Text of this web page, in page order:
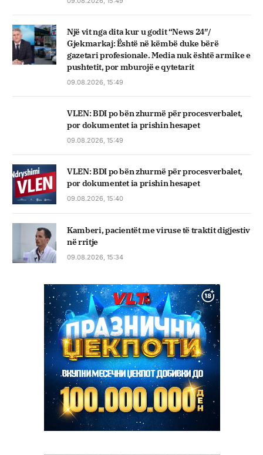
Një vit nga dita kur u godit “News 24″/
Gjekmarkaj: Është në këmbë duke bërë
gazetari profesionale. Media nuk është armike e
pushtetit, por mburojë e qytetarit
09.08.2026, 15:49
VLEN: BDI po bën zhurmë për procesverbalet,
por dokumentet ia prishin hesapet
09.08.2026, 15:49
VLEN: BDI po bën zhurmë për procesverbalet,
por dokumentet ia prishin hesapet
09.08.2026, 15:40
Kamberi, pacientët me viruse të traktit digjestiv
në rritje
09.08.2026, 15:34